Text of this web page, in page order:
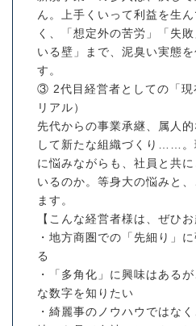
ん。上手くいって利益を生
く、「想定外の苦労」「失
いる壁」まで、泥臭い実態
す。
③ 2代目経営者としての「現
リアル）
先代からの事業承継、属人
して新たな組織づくり……。
に悩みながらも、社員と共
いるのか。等身大の悩みと
ます。
【こんな経営者様は、ぜひ
・地方商圏での「先細り」
る
・「多角化」に興味はある
な数字を知りたい
・綺麗事のノウハウではな